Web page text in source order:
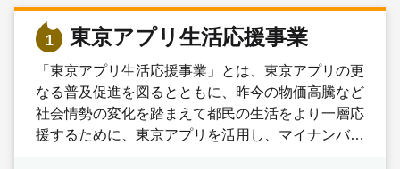
1 東京アプリ生活応援事業
「東京アプリ生活応援事業」とは、東京アプリの更
なる普及促進を図るとともに、昨今の物価高騰など
社会情勢の変化を踏まえて都民の生活をより一層応
援するために、東京アプリを活用し、マイナンバー